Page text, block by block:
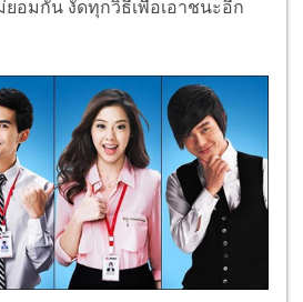
ยอมกัน งัดทุกวิธีเพื่อเอาชนะอีก